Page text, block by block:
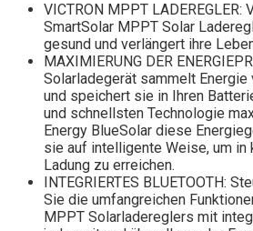
VICTRON MPPT LADEREGLER:
SmartSolar MPPT Solar
gesund und verlängert ihre
MAXIMIERUNG DER
Solarladegerät sammelt Energie
und speichert sie in Ihren
und schnellsten Technologie
Energy BlueSolar diese
sie auf intelligente Weise, um
Ladung zu erreichen.
INTEGRIERTES BLUETOOTH:
Sie die umfangreichen
MPPT Solarladereglers mit